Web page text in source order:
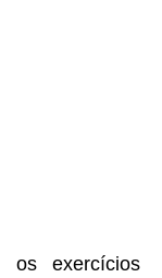
os exercícios